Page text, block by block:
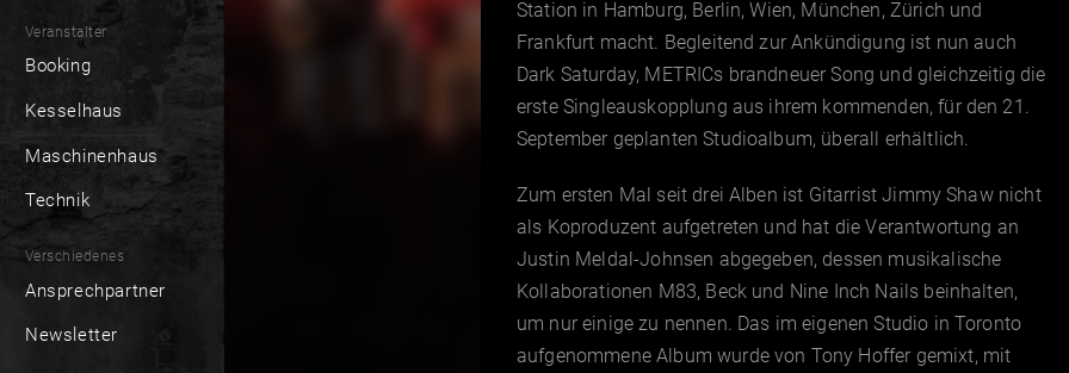
Veranstalter
Booking
Kesselhaus
Maschinenhaus
Technik
Verschiedenes
Ansprechpartner
Newsletter
Station in Hamburg, Berlin, Wien, München, Zürich und
Frankfurt macht. Begleitend zur Ankündigung ist nun auch
Dark Saturday, METRICs brandneuer Song und gleichzeitig die
erste Singleauskopplung aus ihrem kommenden, für den 21.
September geplanten Studioalbum, überall erhältlich.
Zum ersten Mal seit drei Alben ist Gitarrist Jimmy Shaw nicht
als Koproduzent aufgetreten und hat die Verantwortung an
Justin Meldal-Johnsen abgegeben, dessen musikalische
Kollaborationen M83, Beck und Nine Inch Nails beinhalten,
um nur einige zu nennen. Das im eigenen Studio in Toronto
aufgenommene Album wurde von Tony Hoffer gemixt, mit